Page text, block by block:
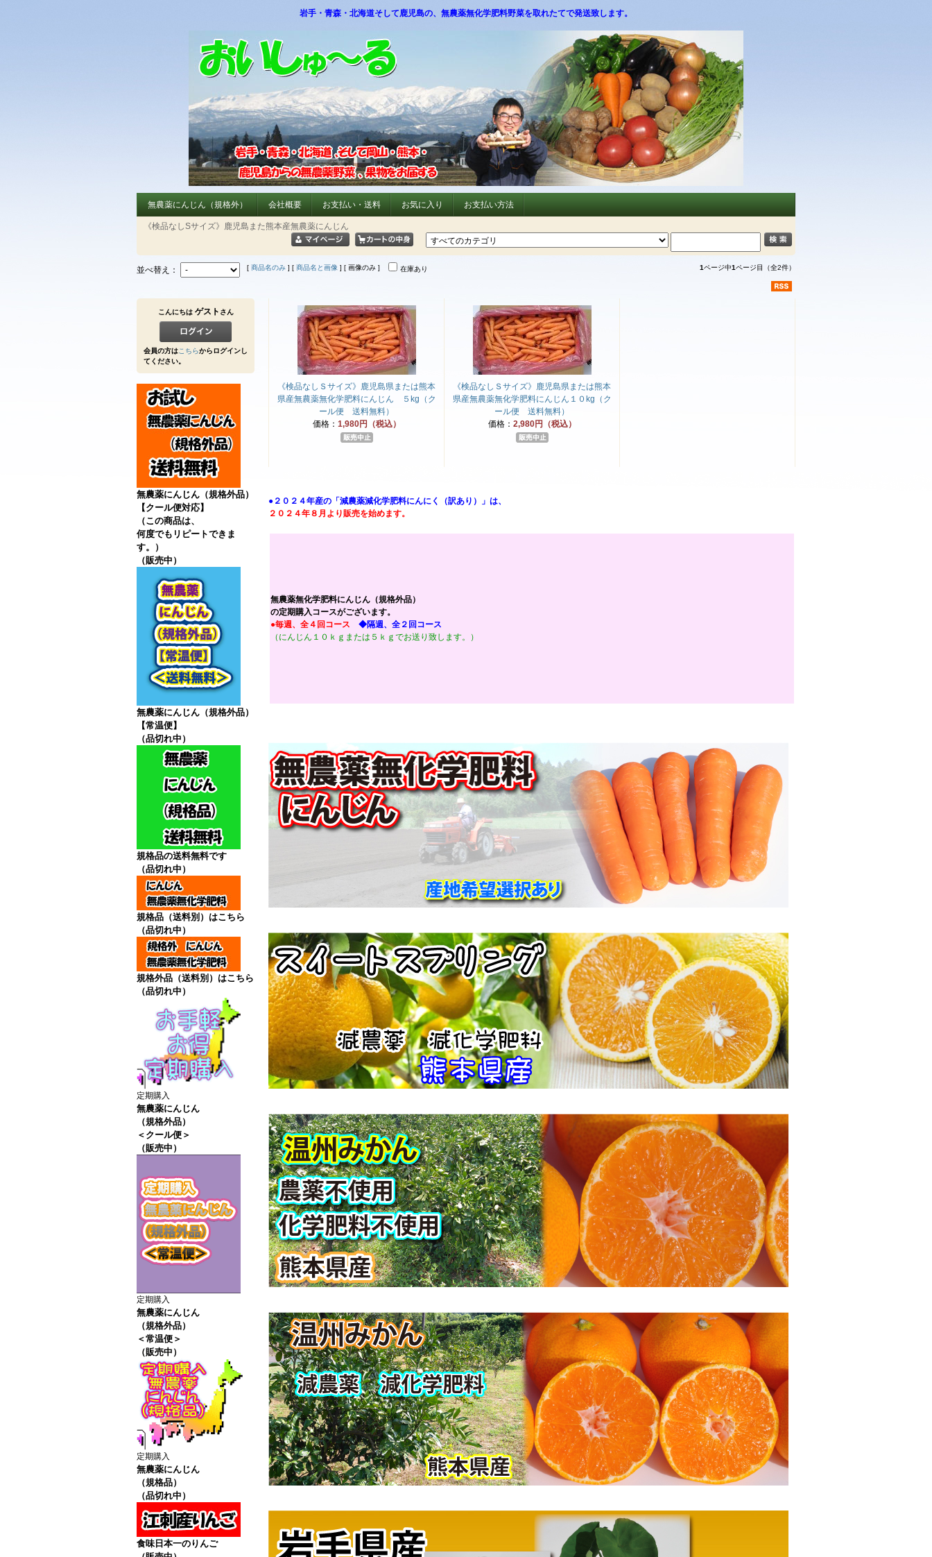
岩手・青森・北海道そして鹿児島の、無農薬無化学肥料野菜を取れたてで発送致します。
無農薬にんじん（規格外） 会社概要 お支払い・送料 お気に入り お支払い方法
《検品なしSサイズ》鹿児島また熊本産無農薬にんじん
並べ替え： [ 商品名のみ ] [ 商品名と画像 ] [ 画像のみ ] 在庫あり 1ページ中1ページ目（全2件）
《検品なしＳサイズ》鹿児島県または熊本
県産無農薬無化学肥料にんじん ５kg（ク
ール便 送料無料）
価格： 1,980円（税込）
《検品なしＳサイズ》鹿児島県または熊本
県産無農薬無化学肥料にんじん１０kg（ク
ール便 送料無料）
価格： 2,980円（税込）
●２０２４年産の「減農薬減化学肥料にんにく（訳あり）」は、
２０２４年８月より販売を始めます。
無農薬無化学肥料にんじん（規格外品）
の定期購入コースがございます。
●毎週、全４回コース
◆隔週、全２回コース
（にんじん１０ｋｇまたは５ｋｇでお送り致します。）
こんにちは ゲスト さん
会員の方はこちらからログインし
てください。
無農薬にんじん（規格外品）
【クール便対応】
（この商品は、
何度でもリピートできま
す。）
（販売中）
無農薬にんじん（規格外品）
【常温便】
（品切れ中）
規格品の送料無料です
（品切れ中）
規格品（送料別）はこちら
（品切れ中）
規格外品（送料別）はこちら
（品切れ中）
定期購入
無農薬にんじん
（規格外品）
＜クール便＞
（販売中）
定期購入
無農薬にんじん
（規格外品）
＜常温便＞
（販売中）
定期購入
無農薬にんじん
（規格品）
（品切れ中）
食味日本一のりんご